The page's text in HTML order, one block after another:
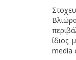
ίδιος
media